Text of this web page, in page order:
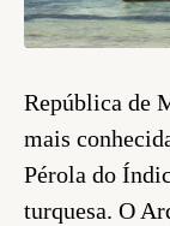
República de
mais
Pérola do
turquesa. O